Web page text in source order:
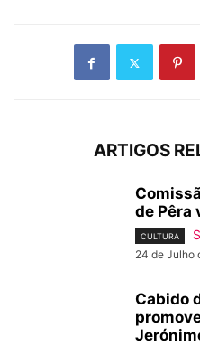
ARTIGOS
de Pêra
CULTURA
24 de Julho
Cabido